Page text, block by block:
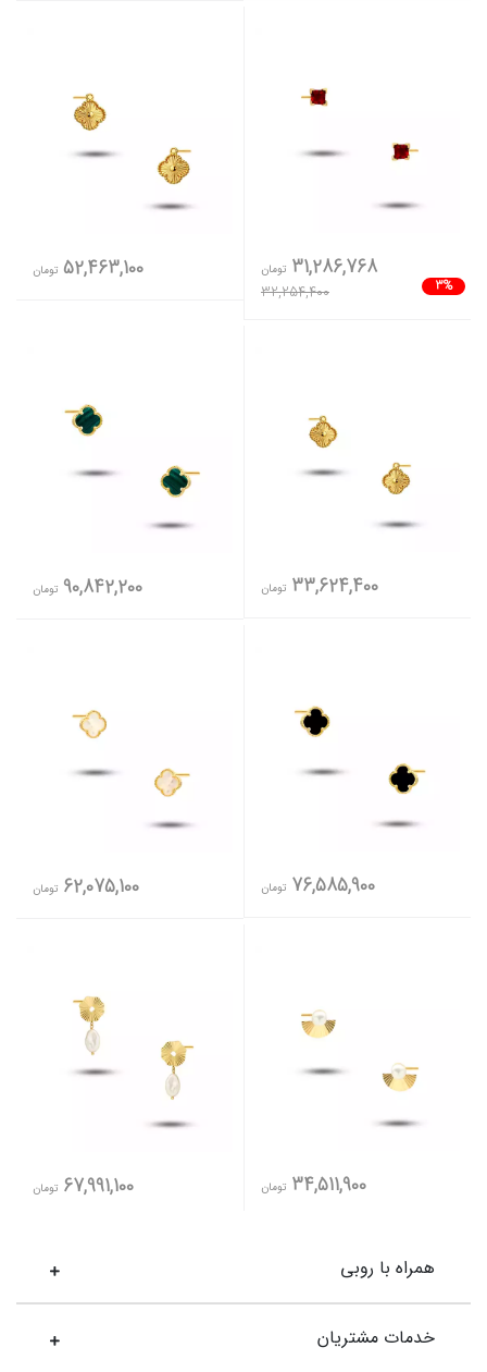
3%
31,286,768 تومان
32,254,400
52,463,100 تومان
33,624,400 تومان 90,842,200 تومان
76,585,900 تومان 62,075,100 تومان
34,511,900 تومان 67,991,100 تومان
همراه با روبی
خدمات مشتریان